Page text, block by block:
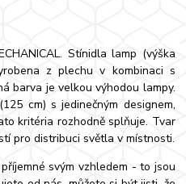
Stínidla lamp (výška
z plechu v kombinaci s
barva je velkou výhodou lampy.
cm) s jedinečným designem,
kritéria rozhodně splňuje. Tvar
pro distribuci světla v místnosti.
svým vzhledem - to jsou